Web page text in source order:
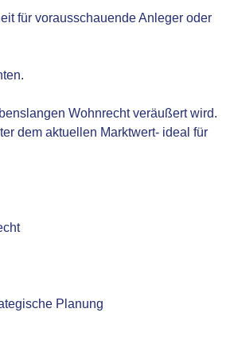
für vorausschauende Anleger oder
Wohnrecht veräußert wird.
dem aktuellen Marktwert- ideal für
Planung